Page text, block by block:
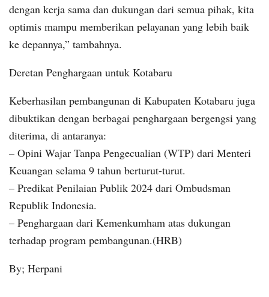
dengan kerja sama dan dukungan dari semua pihak, kita
optimis mampu memberikan pelayanan yang lebih baik
ke depannya,” tambahnya.
Deretan Penghargaan untuk Kotabaru
Keberhasilan pembangunan di Kabupaten Kotabaru juga
dibuktikan dengan berbagai penghargaan bergengsi yang
diterima, di antaranya:
– Opini Wajar Tanpa Pengecualian (WTP) dari Menteri
Keuangan selama 9 tahun berturut-turut.
– Predikat Penilaian Publik 2024 dari Ombudsman
Republik Indonesia.
– Penghargaan dari Kemenkumham atas dukungan
terhadap program pembangunan.(HRB)
By; Herpani